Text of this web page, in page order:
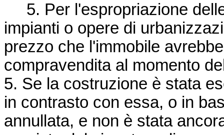
5. Per l'espropriazione
impianti o opere di
prezzo che l'immobile
compravendita al momento
5. Se la costruzione è stata
in contrasto con essa, o in
annullata, e non è stata